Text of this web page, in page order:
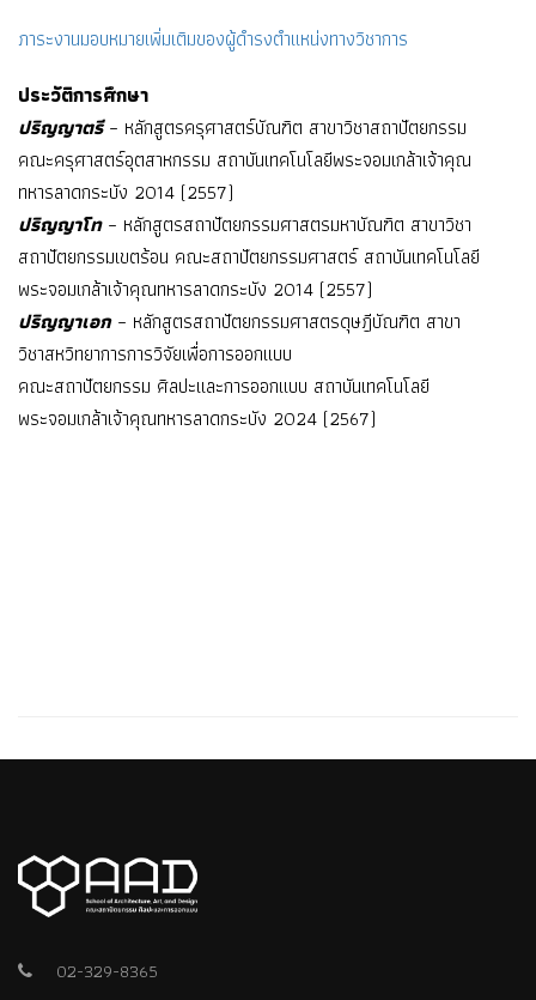
ภาระงานมอบหมายเพิ่มเติมของผู้ดำรงตำแหน่งทางวิชาการ
ประวัติการศึกษา
ปริญญาตรี– หลักสูตรครุศาสตร์บัณฑิต สาขาวิชาสถาปัตยกรรม
คณะครุศาสตร์อุตสาหกรรม สถาบันเทคโนโลยีพระจอมเกล้าเจ้าคุณ
ทหารลาดกระบัง 2014 (2557)
ปริญญาโท– หลักสูตรสถาปัตยกรรมศาสตรมหาบัณฑิต สาขาวิชา
สถาปัตยกรรมเขตร้อน คณะสถาปัตยกรรมศาสตร์ สถาบันเทคโนโลยี
พระจอมเกล้าเจ้าคุณทหารลาดกระบัง 2014 (2557)
ปริญญาเอก– หลักสูตรสถาปัตยกรรมศาสตรดุษฎีบัณฑิต สาขา
วิชาสหวิทยาการการวิจัยเพื่อการออกแบบ
คณะสถาปัตยกรรม ศิลปะและการออกแบบ สถาบันเทคโนโลยี
พระจอมเกล้าเจ้าคุณทหารลาดกระบัง 2024 (2567)
02-329-8365